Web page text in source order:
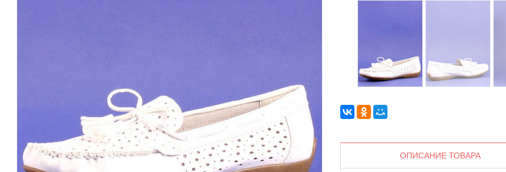
ОПИСАНИЕ ТОВАРА